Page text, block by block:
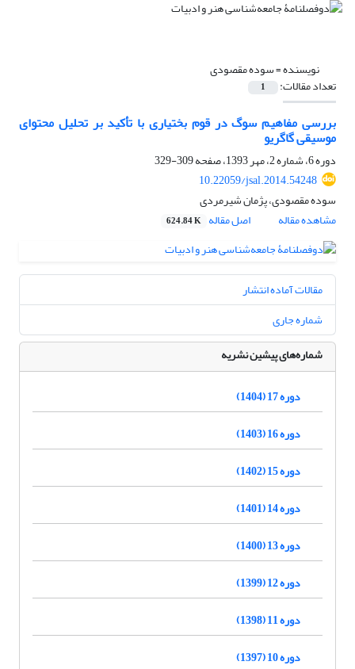
نویسنده =سوده مقصودی
تعداد مقالات: 1
بررسی مفاهیم سوگ در قوم بختیاری با تأکید بر تحلیل محتوای
موسیقی گاگریو
دوره 6، شماره 2، مهر 1393، صفحه
309-329
10.22059/jsal.2014.54248
سوده مقصودی، پژمان شیرمردی
مشاهده مقاله
اصل مقاله 624.84 K
مقالات آماده انتشار
شماره جاری
شماره‌های پیشین نشریه
دوره 17 (1404)
دوره 16 (1403)
دوره 15 (1402)
دوره 14 (1401)
دوره 13 (1400)
دوره 12 (1399)
دوره 11 (1398)
دوره 10 (1397)